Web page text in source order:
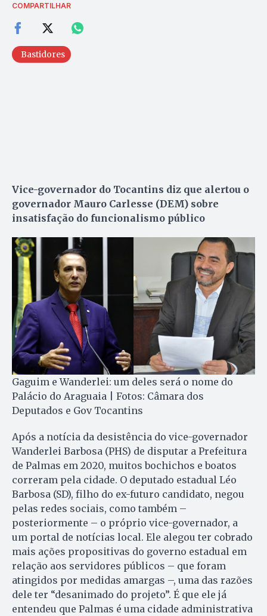
COMPARTILHAR
Bastidores
Vice-governador do Tocantins diz que alertou o
governador Mauro Carlesse (DEM) sobre
insatisfação do funcionalismo público
Gaguim e Wanderlei: um deles será o nome do
Palácio do Araguaia | Fotos: Câmara dos
Deputados e Gov Tocantins
Após a notícia da desistência do vice-governador
Wanderlei Barbosa (PHS) de disputar a Prefeitura
de Palmas em 2020, muitos bochichos e boatos
correram pela cidade. O deputado estadual Léo
Barbosa (SD), filho do ex-futuro candidato, negou
pelas redes sociais, como também –
posteriormente – o próprio vice-governador, a
um portal de notícias local. Ele alegou ter cobrado
mais ações propositivas do governo estadual em
relação aos servidores públicos – que foram
atingidos por medidas amargas –, uma das razões
dele ter “desanimado do projeto”. É que ele já
entendeu que Palmas é uma cidade administrativa